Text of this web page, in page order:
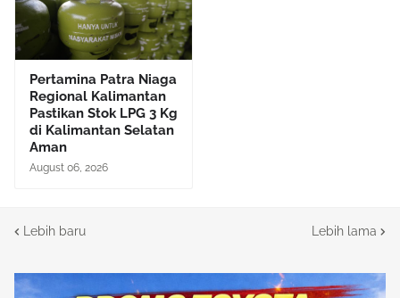
Pertamina Patra Niaga
Regional Kalimantan
Pastikan Stok LPG 3 Kg
di Kalimantan Selatan
Aman
August 06, 2026
Lebih baru Lebih lama